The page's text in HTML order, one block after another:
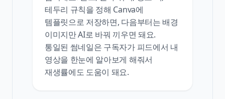
테두리 규칙을 정해 Canva에
템플릿으로 저장하면, 다음부터는 배경
이미지만 AI로 바꿔 끼우면 돼요.
통일된 썸네일은 구독자가 피드에서 내
영상을 한눈에 알아보게 해줘서
재생률에도 도움이 돼요.